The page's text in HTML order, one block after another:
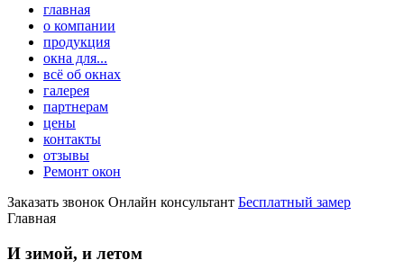
главная
о компании
продукция
окна для...
всё об окнах
галерея
партнерам
цены
контакты
отзывы
Ремонт окон
Заказать звонок Онлайн консультант Бесплатный замер
Главная
И зимой, и летом